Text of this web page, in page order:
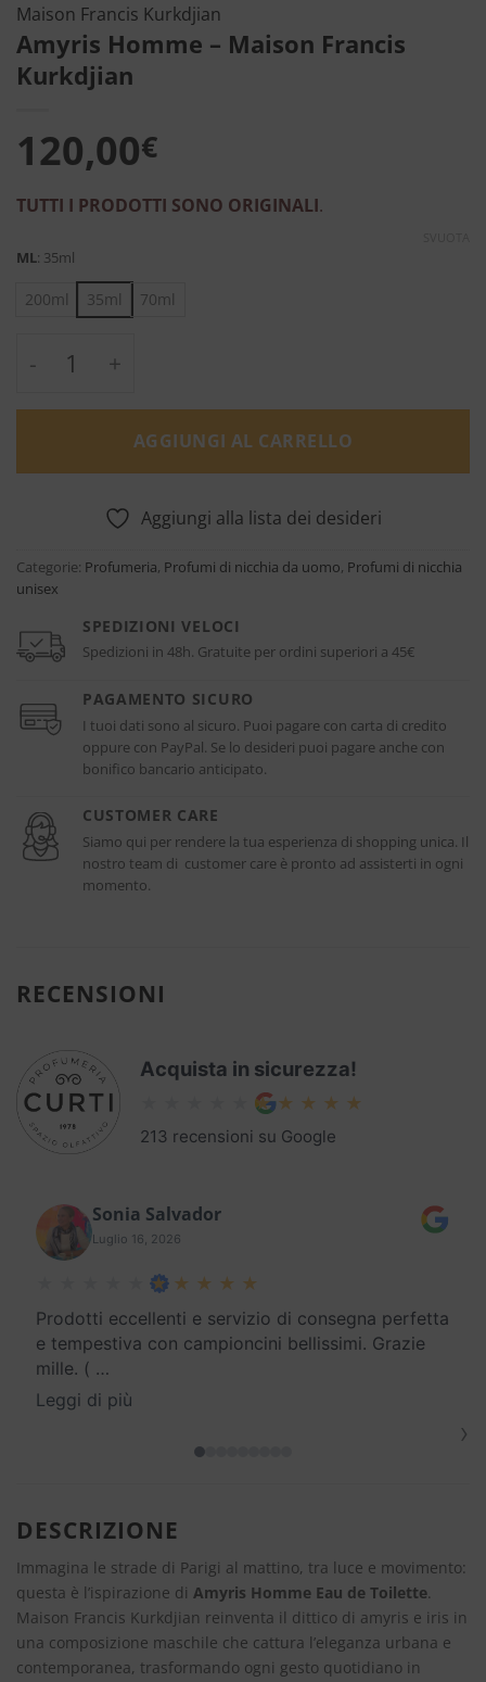
Maison Francis Kurkdjian
Amyris Homme – Maison Francis
Kurkdjian
120,00€
TUTTI I PRODOTTI SONO ORIGINALI.
ML: 35ml
200ml 35ml 70ml
Amyris Homme - Maison Francis
AGGIUNGI AL CARRELLO
Aggiungi alla lista dei desideri
Categorie: Profumeria, Profumi di nicchia da uomo, Profumi di nicchia
unisex
SPEDIZIONI VELOCI
Spedizioni in 48h. Gratuite per ordini superiori a 45€
PAGAMENTO SICURO
I tuoi dati sono al sicuro. Puoi pagare con carta di credito
oppure con PayPal. Se lo desideri puoi pagare anche con
bonifico bancario anticipato.
CUSTOMER CARE
Siamo qui per rendere la tua esperienza di shopping unica. Il
nostro team di customer care è pronto ad assisterti in ogni
momento.
RECENSIONI
Acquista in sicurezza!
213 recensioni su Google
Sonia Salvador
Luglio 16, 2026
Prodotti eccellenti e servizio di consegna perfetta
e tempestiva con campioncini bellissimi. Grazie
mille. ( …
Leggi di più
›
DESCRIZIONE
Immagina le strade di Parigi al mattino, tra luce e movimento:
questa è l’ispirazione di Amyris Homme Eau de Toilette.
Maison Francis Kurkdjian reinventa il dittico di amyris e iris in
una composizione maschile che cattura l’eleganza urbana e
contemporanea, trasformando ogni gesto quotidiano in